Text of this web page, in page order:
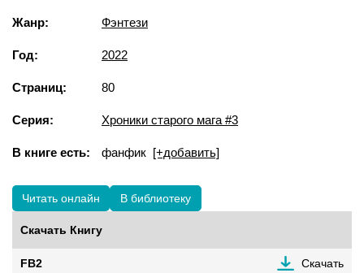
Жанр: Фэнтези
Год: 2022
Страниц: 80
Серия: Хроники старого мага #3
В книге есть: фанфик [+добавить]
Читать онлайн В библиотеку
Скачать Книгу
FB2 Скачать